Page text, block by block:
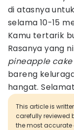
di atasnya untuk
selama 10-15
Kamu tertarik
Rasanya yang
pineapple cake
bareng
hangat.
This article is
carefully reviewed
the most accurate